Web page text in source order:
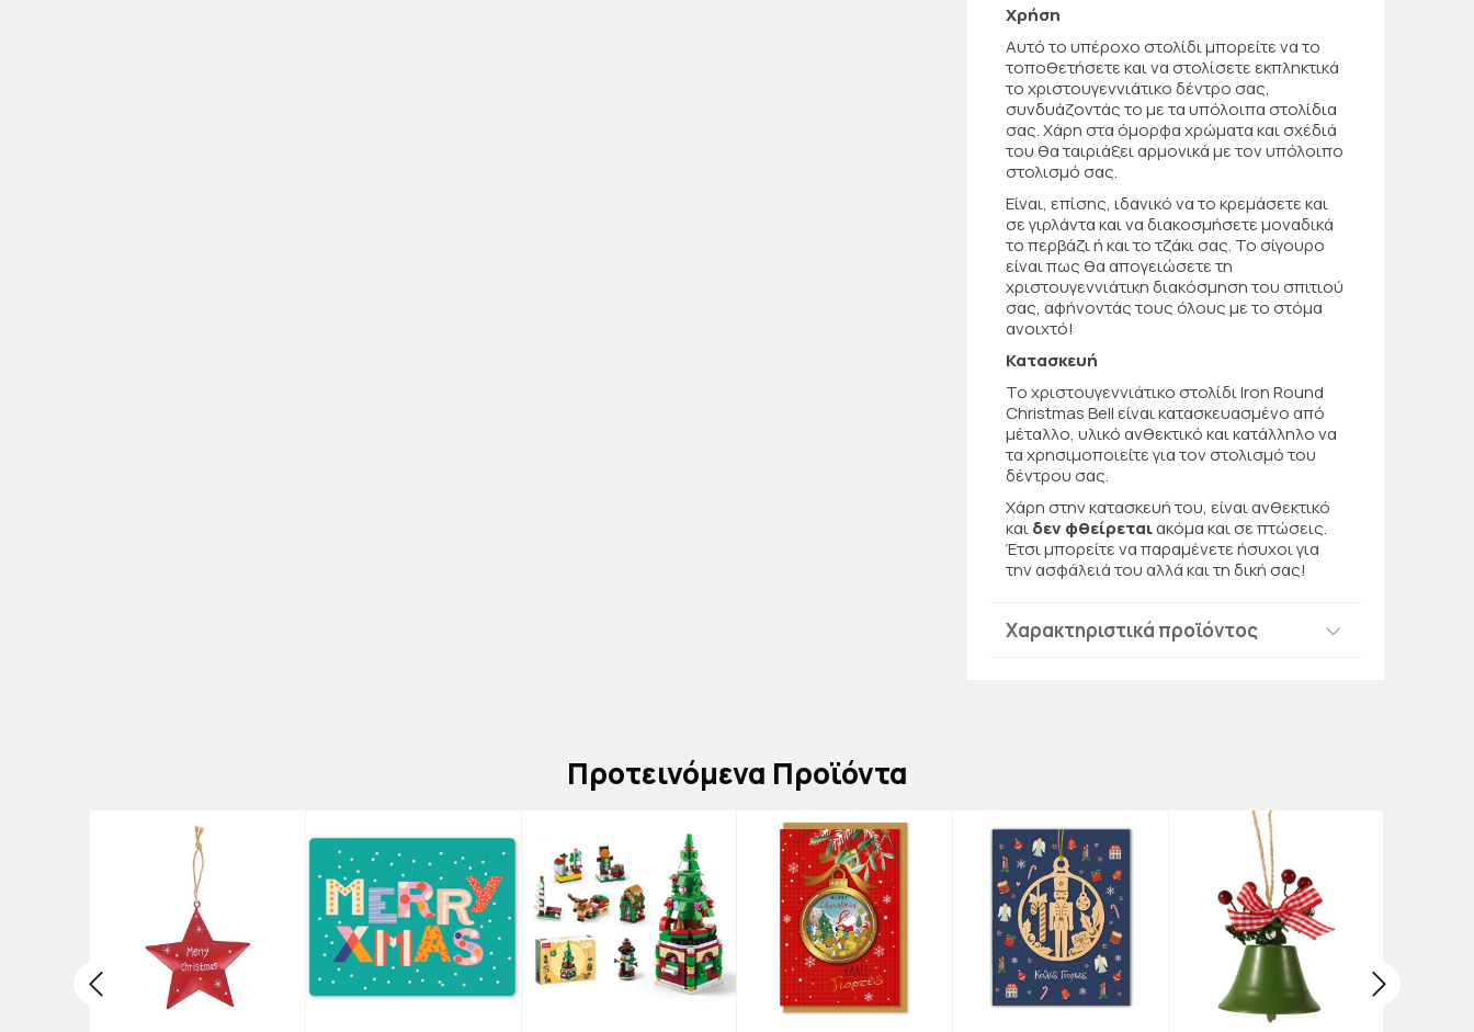
Χρήση
Αυτό το υπέροχο στολίδι μπορείτε να το
τοποθετήσετε και να στολίσετε εκπληκτικά
το χριστουγεννιάτικο δέντρο σας,
συνδυάζοντάς το με τα υπόλοιπα στολίδια
σας. Χάρη στα όμορφα χρώματα και σχέδιά
του θα ταιριάξει αρμονικά με τον υπόλοιπο
στολισμό σας.
Είναι, επίσης, ιδανικό να το κρεμάσετε και
σε γιρλάντα και να διακοσμήσετε μοναδικά
το περβάζι ή και το τζάκι σας. Το σίγουρο
είναι πως θα απογειώσετε τη
χριστουγεννιάτικη διακόσμηση του σπιτιού
σας, αφήνοντάς τους όλους με το στόμα
ανοιχτό!
Κατασκευή
Το χριστουγεννιάτικο στολίδι Iron Round
Christmas Bell είναι κατασκευασμένο από
μέταλλο, υλικό ανθεκτικό και κατάλληλο να
τα χρησιμοποιείτε για τον στολισμό του
δέντρου σας.
Χάρη στην κατασκευή του, είναι ανθεκτικό
καιδεν φθείρεταιακόμα και σε πτώσεις.
Έτσι μπορείτε να παραμένετε ήσυχοι για
την ασφάλειά του αλλά και τη δική σας!
Χαρακτηριστικά προϊόντος
Πρoτεινόμενα Προϊόντα